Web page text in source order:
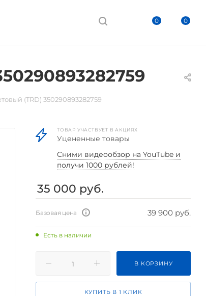
0 0
(TRD) 350290893282759
ТОВАР УЧАСТВУЕТ В АКЦИЯХ
Уцененные товары
Cними видеообзор на YouTube и
получи 1000 рублей!
35 000 руб.
Базовая цена 39 900 руб.
Есть в наличии
В КОРЗИНУ
КУПИТЬ В 1 КЛИК